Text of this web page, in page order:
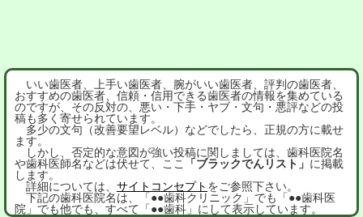
いい歯医者、上手い歯医者、腕がいい歯医者、評判の歯医者、
おすすめの歯医者、信頼・信用できる歯医者の情報を集めている
のですが、その反対の、悪い・下手・ヤブ・文句・悪評などの投
稿も多く寄せられています。
多少の文句（改善要望レベル）などでしたら、正規の方に載せ
ます。
しかし、否定的な意図が強い投稿に関しましては、歯科医院名
や歯科医師名などは伏せて、ここ
「ブラックでんリスト」 に掲載
します。
詳細については、 サイトコンセプト をご参照下さい。
下記の歯科医院名は、「●●歯科クリニック」でも「●●歯科医
院」でも他でも、すべて「●●歯科」にして表示しています。